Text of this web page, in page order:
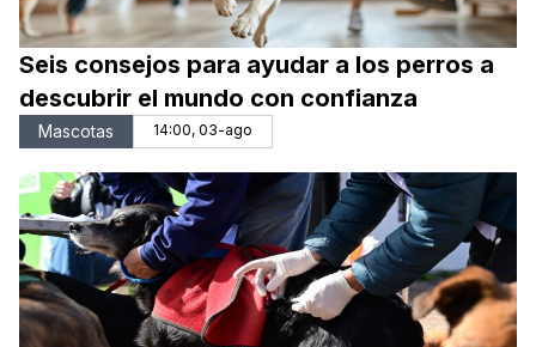
Seis consejos para ayudar a los perros a
descubrir el mundo con confianza
Mascotas 14:00, 03-ago